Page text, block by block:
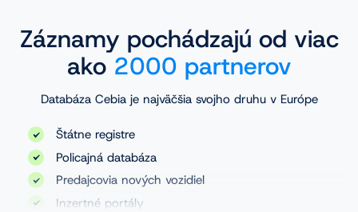
Záznamy pochádzajú od viac
ako 2000 partnerov
Databáza Cebia je najväčšia svojho druhu v Európe
Štátne registre
Policajná databáza
Predajcovia nových vozidiel
Inzertné portály